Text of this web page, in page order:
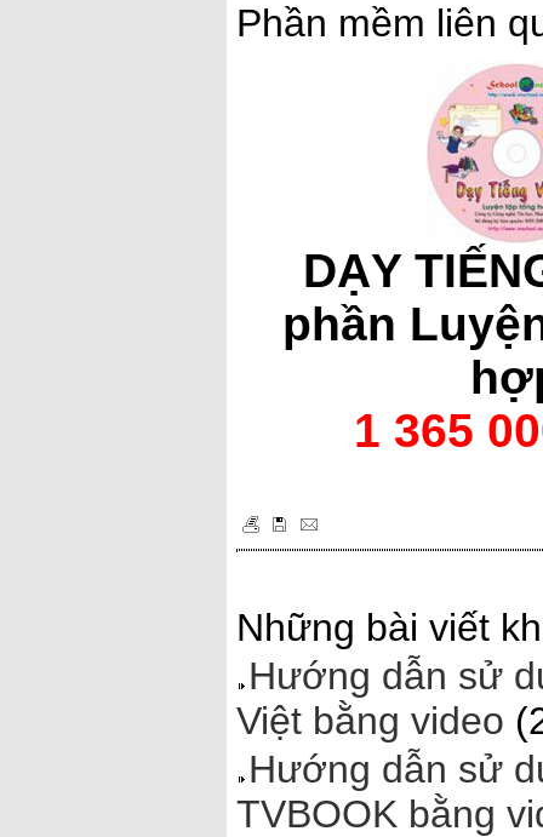
Phần mềm liên
DẠY
phần
1 365
Những bài viết
Hướng dẫn sử
Việt bằng video
Hướng dẫn sử
TVBOOK bằng